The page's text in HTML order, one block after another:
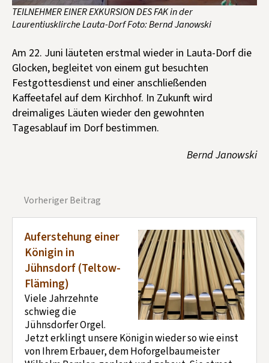
TEILNEHMER EINER EXKURSION DES FAK in der
Laurentiusklirche Lauta-Dorf Foto: Bernd Janowski
Am 22. Juni läuteten erstmal wieder in Lauta-Dorf die
Glocken, begleitet von einem gut besuchten
Festgottesdienst und einer anschließenden
Kaffeetafel auf dem Kirchhof. In Zukunft wird
dreimaliges Läuten wieder den gewohnten
Tagesablauf im Dorf bestimmen.
Bernd Janowski
Vorheriger Beitrag
Auferstehung einer
Königin in
Jühnsdorf (Teltow-
Fläming)
Viele Jahrzehnte
schwieg die
Jühnsdorfer Orgel.
Jetzt erklingt unsere Königin wieder so wie einst
von Ihrem Erbauer, dem Hoforgelbaumeister